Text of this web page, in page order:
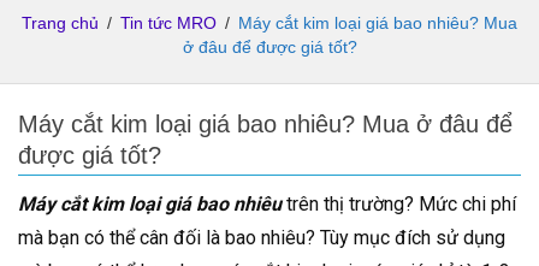
Trang chủ / Tin tức MRO / Máy cắt kim loại giá bao nhiêu? Mua
ở đâu để được giá tốt?
Máy cắt kim loại giá bao nhiêu? Mua ở đâu để
được giá tốt?
Máy cắt kim loại giá bao nhiêutrên thị trường? Mức chi phí
mà bạn có thể cân đối là bao nhiêu? Tùy mục đích sử dụng